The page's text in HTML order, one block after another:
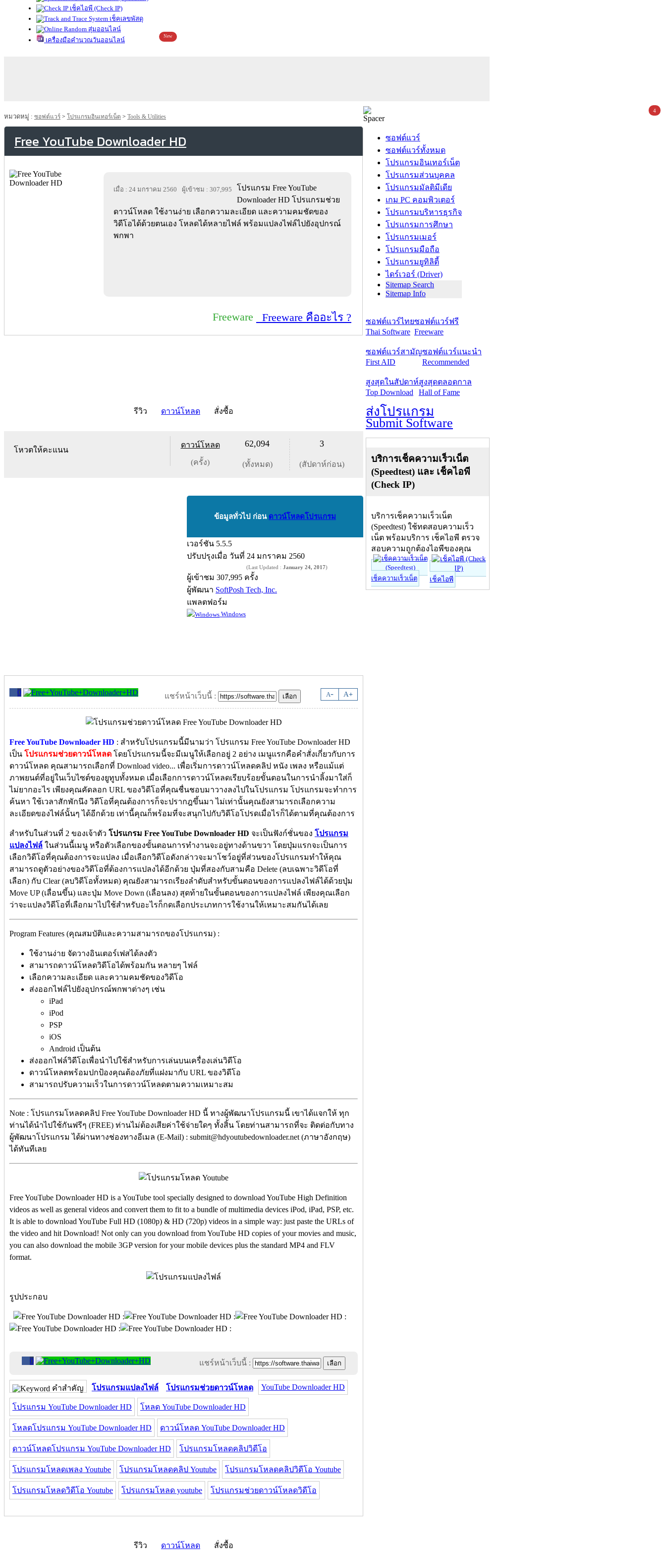
เช็คไอพี (Check IP)
เช็คเลขพัสดุ
สุ่มออนไลน์
เครื่องมือคำนวณวันออนไลน์
New
หมวดหมู่ : ซอฟต์แวร์ > โปรแกรมอินเทอร์เน็ต > Tools & Utilities
Free YouTube Downloader HD
เมื่อ : 24 มกราคม 2560 ผู้เข้าชม : 307,995
โปรแกรม Free YouTube
Downloader HD โปรแกรมช่วย
ดาวน์โหลด ใช้งานง่าย เลือกความละเอียด และความคมชัดของ
วิดีโอได้ด้วยตนเอง โหลดได้หลายไฟล์ พร้อมแปลงไฟล์ไปยังอุปกรณ์
พกพา
Freeware Freeware คืออะไร ?
รีวิว ดาวน์โหลด สั่งซื้อ
โหวตให้คะแนน
ดาวน์โหลด
(ครั้ง)
62,094
(ทั้งหมด)
3
(สัปดาห์ก่อน)
ข้อมูลทั่วไป ก่อน ดาวน์โหลดโปรแกรม
เวอร์ชัน 5.5.5
ปรับปรุงเมื่อ วันที่ 24 มกราคม 2560
(Last Updated : January 24, 2017)
ผู้เข้าชม 307,995 ครั้ง
ผู้พัฒนา SoftPosh Tech, Inc.
แพลตฟอร์ม
Windows
0 A- A+
แชร์หน้าเว็บนี้ :
Free YouTube Downloader HD : สำหรับโปรแกรมนี้มีนามว่า โปรแกรม Free YouTube Downloader HD
เป็น โปรแกรมช่วยดาวน์โหลด โดยโปรแกรมนี้จะมีเมนูให้เลือกอยู่ 2 อย่าง เมนูแรกคือคำสั่งเกี่ยวกับการ
ดาวน์โหลด คุณสามารถเลือกที่ Download video... เพื่อเริ่มการดาวน์โหลดคลิป หนัง เพลง หรือแม้แต่
ภาพยนต์ที่อยู่ในเว็บไซต์ของยูทูบทั้งหมด เมื่อเลือกการดาวน์โหลดเรียบร้อยขั้นตอนในการนำลิ้งมาใส่ก็
ไม่ยากอะไร เพียงคุณคัดลอก URL ของวิดีโอที่คุณชื่นชอบมาวางลงไปในโปรแกรม โปรแกรมจะทำการ
ค้นหา ใช้เวลาสักพักนึง วิดีโอที่คุณต้องการก็จะปรากฎขึ้นมา ไม่เท่านั้นคุณยังสามารถเลือกความ
ละเอียดของไฟล์นั้นๆ ได้อีกด้วย เท่านี้คุณก็พร้อมที่จะสนุกไปกับวิดีโอโปรดเมื่อไรก็ได้ตามที่คุณต้องการ
สำหรับในส่วนที่ 2 ของเจ้าตัว โปรแกรม Free YouTube Downloader HD จะเป็นฟังก์ชั่นของ โปรแกรม
แปลงไฟล์ ในส่วนนี้เมนู หรือตัวเลือกของขั้นตอนการทำงานจะอยู่ทางด้านขวา โดยปุ่มแรกจะเป็นการ
เลือกวิดีโอที่คุณต้องการจะแปลง เมื่อเลือกวิดีโอดังกล่าวจะมาโชว์อยู่ที่ส่วนของโปรแกรมทำให้คุณ
สามารถดูตัวอย่างของวิดีโอที่ต้องการแปลงได้อีกด้วย ปุ่มที่สองกับสามคือ Delete (ลบเฉพาะวิดีโอที่
เลือก) กับ Clear (ลบวิดีโอทั้งหมด) คุณยังสามารถเรียงลำดับสำหรับขั้นตอนของการแปลงไฟล์ได้ด้วยปุ่ม
Move UP (เลื่อนขึ้น) และปุ่ม Move Down (เลื่อนลง) สุดท้ายในขั้นตอนของการแปลงไฟล์ เพียงคุณเลือก
ว่าจะแปลงวิดีโอที่เลือกมาไปใช้สำหรับอะไรก็กดเลือกประเภทการใช้งานให้เหมาะสมกันได้เลย
Program Features (คุณสมบัติและความสามารถของโปรแกรม) :
ใช้งานง่าย จัดวางอินเตอร์เฟสได้ลงตัว
สามารถดาวน์โหลดวิดีโอได้พร้อมกัน หลายๆ ไฟล์
เลือกความละเอียด และความคมชัดของวิดีโอ
ส่งออกไฟล์ไปยังอุปกรณ์พกพาต่างๆ เช่น
iPad
iPod
PSP
iOS
Android เป็นต้น
ส่งออกไฟล์วิดีโอเพื่อนำไปใช้สำหรับการเล่นบนเครื่องเล่นวิดีโอ
ดาวน์โหลดพร้อมปกป้องคุณต้องภัยที่แฝงมากับ URL ของวิดีโอ
สามารถปรับความเร็วในการดาวน์โหลดตามความเหมาะสม
Note : โปรแกรมโหลดคลิป Free YouTube Downloader HD นี้ ทางผู้พัฒนาโปรแกรมนี้ เขาได้แจกให้ ทุก
ท่านได้นำไปใช้กันฟรีๆ (FREE) ท่านไม่ต้องเสียค่าใช้จ่ายใดๆ ทั้งสิ้น โดยท่านสามารถที่จะ ติดต่อกับทาง
ผู้พัฒนาโปรแกรม ได้ผ่านทางช่องทางอีเมล (E-Mail) : submit@hdyoutubedownloader.net (ภาษาอังกฤษ)
ได้ทันทีเลย
Free YouTube Downloader HD is a YouTube tool specially designed to download YouTube High Definition
videos as well as general videos and convert them to fit to a bundle of multimedia devices iPod, iPad, PSP, etc.
It is able to download YouTube Full HD (1080p) & HD (720p) videos in a simple way: just paste the URLs of
the video and hit Download! Not only can you download from YouTube HD copies of your movies and music,
you can also download the mobile 3GP version for your mobile devices plus the standard MP4 and FLV
format.
รูปประกอบ
0 แชร์หน้าเว็บนี้ :
คำสำคัญ โปรแกรมแปลงไฟล์ โปรแกรมช่วยดาวน์โหลด YouTube Downloader HD
โปรแกรม YouTube Downloader HD โหลด YouTube Downloader HD
โหลดโปรแกรม YouTube Downloader HD ดาวน์โหลด YouTube Downloader HD
ดาวน์โหลดโปรแกรม YouTube Downloader HD โปรแกรมโหลดคลิปวิดีโอ
โปรแกรมโหลดเพลง Youtube โปรแกรมโหลดคลิป Youtube โปรแกรมโหลดคลิปวิดีโอ Youtube
โปรแกรมโหลดวิดีโอ Youtube โปรแกรมโหลด youtube โปรแกรมช่วยดาวน์โหลดวิดีโอ
รีวิว ดาวน์โหลด สั่งซื้อ
ซอฟต์แวร์
ซอฟต์แวร์ทั้งหมด
โปรแกรมอินเทอร์เน็ต
โปรแกรมส่วนบุคคล
โปรแกรมมัลติมีเดีย
เกม PC คอมพิวเตอร์
โปรแกรมบริหารธุรกิจ
โปรแกรมการศึกษา
โปรแกรมเมอร์
โปรแกรมมือถือ
โปรแกรมยูทิลิตี้
ไดร์เวอร์ (Driver)
Sitemap Search
Sitemap Info
ซอฟต์แวร์ไทย
Thai Software
ซอฟต์แวร์ฟรี
Freeware
ซอฟต์แวร์สามัญ
First AID
ซอฟต์แวร์แนะนำ
Recommended
สูงสุดในสัปดาห์
Top Download
สูงสุดตลอดกาล
Hall of Fame
ส่งโปรแกรม
Submit Software
บริการเช็คความเร็วเน็ต
(Speedtest) และ เช็คไอพี
(Check IP)
บริการเช็คความเร็วเน็ต
(Speedtest) ใช้ทดสอบความเร็ว
เน็ต พร้อมบริการ เช็คไอพี ตรวจ
สอบความถูกต้องไอพีของคุณ
เช็คความเร็วเน็ต เช็คไอพี
4